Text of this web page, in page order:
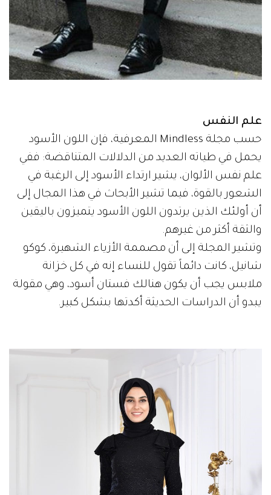
علم النفس
حسب مجلة Mindless المعرفية، فإن اللون الأسود
يحمل في طياته العديد من الدلالات المتناقضة: ففي
علم نفس الألوان، يشير ارتداء الأسود إلى الرغبة في
الشعور بالقوة، فيما تشير الأبحاث في هذا المجال إلى
أن أولئك الذين يرتدون اللون الأسود يتميزون باليقين
والثقة أكثر من غيرهم.
وتشير المجلة إلى أن مصممة الأزياء الشهيرة، كوكو
شانيل، كانت دائماً تقول للنساء إنه في كل خزانة
ملابس يجب أن يكون هنالك فستان أسود، وهي مقولة
يبدو أن الدراسات الحديثة أكدتها بشكل كبير.